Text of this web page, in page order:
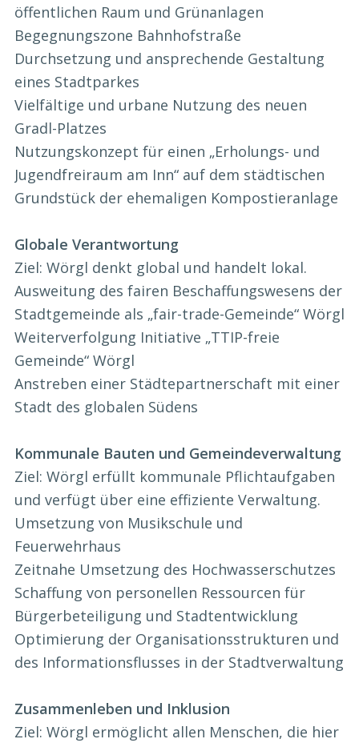
öffentlichen Raum und Grünanlagen
Begegnungszone Bahnhofstraße
Durchsetzung und ansprechende Gestaltung
eines Stadtparkes
Vielfältige und urbane Nutzung des neuen
Gradl-Platzes
Nutzungskonzept für einen „Erholungs- und
Jugendfreiraum am Inn“ auf dem städtischen
Grundstück der ehemaligen Kompostieranlage
Globale Verantwortung
Ziel: Wörgl denkt global und handelt lokal.
Ausweitung des fairen Beschaffungswesens der
Stadtgemeinde als „fair-trade-Gemeinde“ Wörgl
Weiterverfolgung Initiative „TTIP-freie
Gemeinde“ Wörgl
Anstreben einer Städtepartnerschaft mit einer
Stadt des globalen Südens
Kommunale Bauten und Gemeindeverwaltung
Ziel: Wörgl erfüllt kommunale Pflichtaufgaben
und verfügt über eine effiziente Verwaltung.
Umsetzung von Musikschule und
Feuerwehrhaus
Zeitnahe Umsetzung des Hochwasserschutzes
Schaffung von personellen Ressourcen für
Bürgerbeteiligung und Stadtentwicklung
Optimierung der Organisationsstrukturen und
des Informationsflusses in der Stadtverwaltung
Zusammenleben und Inklusion
Ziel: Wörgl ermöglicht allen Menschen, die hier